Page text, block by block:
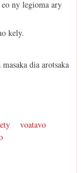
ny legioma ary
kely.
dia arotsaka
voatavo